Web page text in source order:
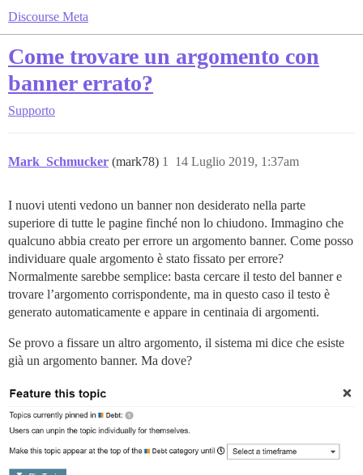
Discourse Meta
Come trovare un argomento con
banner errato?
Supporto
Mark_Schmucker (mark78) 14 Luglio 2019, 1:37am
1
I nuovi utenti vedono un banner non desiderato nella parte
superiore di tutte le pagine finché non lo chiudono. Immagino che
qualcuno abbia creato per errore un argomento banner. Come posso
individuare quale argomento è stato fissato per errore?
Normalmente sarebbe semplice: basta cercare il testo del banner e
trovare l’argomento corrispondente, ma in questo caso il testo è
generato automaticamente e appare in centinaia di argomenti.
Se provo a fissare un altro argomento, il sistema mi dice che esiste
già un argomento banner. Ma dove?